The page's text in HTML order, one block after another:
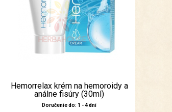
Hemorrelax krém na hemoroidy a
análne fisúry (30ml)
Doručenie do: 1 - 4 dní